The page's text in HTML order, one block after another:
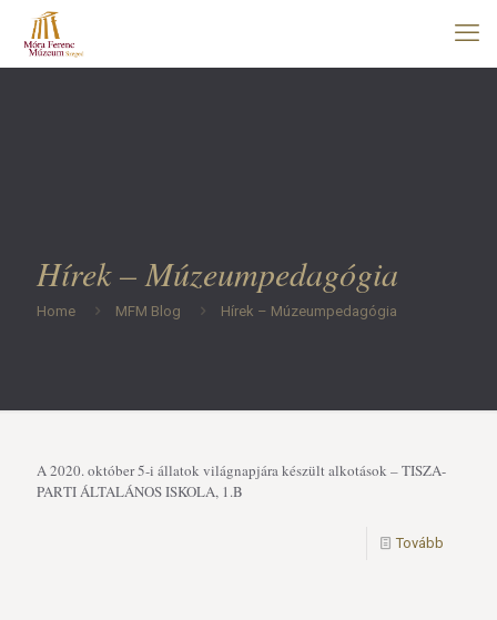
Hírek – Múzeumpedagógia
Home MFM Blog Hírek – Múzeumpedagógia
A 2020. október 5-i állatok világnapjára készült alkotások – TISZA-
PARTI ÁLTALÁNOS ISKOLA, 1.B
Tovább